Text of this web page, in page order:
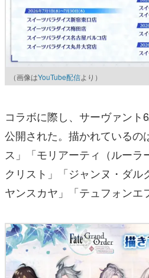
（画像はYouTube配信より）
コラボに際し、サーヴァント
公開された。描かれているの
ス」「モリアーティ（ルーラ
クリスト」「ジャンヌ・ダル
ヤンスカヤ」「テュフォンエ